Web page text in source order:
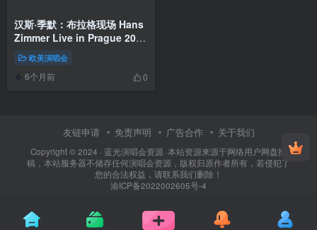
汉斯·季默：布拉格现场 Hans
Zimmer Live in Prague 2017
2160p UHD Blu-ray DoVi
HDR10 HEVC TrueHD 7.1
[BDMV 84.2GB]
欧美演唱会
6个月前 0
友链申请 免责声明 广告合作 关于我们
Copyright © 2024 · 蓝光演唱会资源 ·本站资源来源于网络用户网盘投
稿，本站服务器不储存任何演唱会资源，版权归原作者所有，若侵犯了
您的合法权益，请联系我们删除！
渝ICP备2022002605号-4